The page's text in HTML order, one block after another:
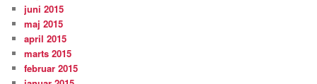
juni 2015
maj 2015
april 2015
marts 2015
februar 2015